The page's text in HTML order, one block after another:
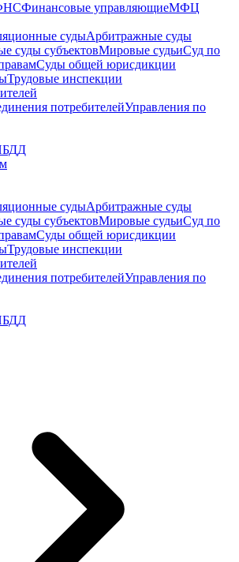
Финансовые управляющиеМФЦ
судыАрбитражные суды
суды субъектовМировые судьиСуд по
Суды общей юрисдикции
Трудовые инспекции
потребителейУправления по
судыАрбитражные суды
суды субъектовМировые судьиСуд по
Суды общей юрисдикции
Трудовые инспекции
потребителейУправления по